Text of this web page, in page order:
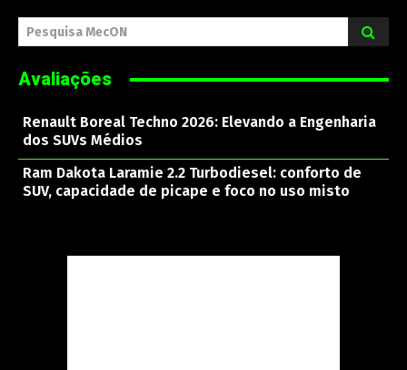
Pesquisa MecON
Avaliações
Renault Boreal Techno 2026: Elevando a Engenharia
dos SUVs Médios
Ram Dakota Laramie 2.2 Turbodiesel: conforto de
SUV, capacidade de picape e foco no uso misto